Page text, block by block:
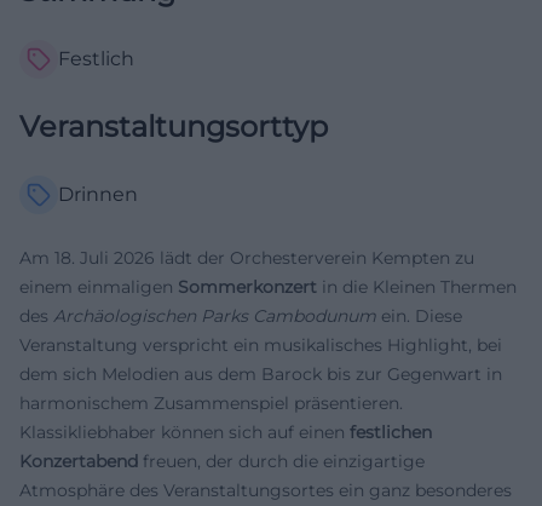
Festlich
Veranstaltungsorttyp
Drinnen
Am 18. Juli 2026 lädt der Orchesterverein Kempten zu
einem einmaligen Sommerkonzert in die Kleinen Thermen
des Archäologischen Parks Cambodunum ein. Diese
Veranstaltung verspricht ein musikalisches Highlight, bei
dem sich Melodien aus dem Barock bis zur Gegenwart in
harmonischem Zusammenspiel präsentieren.
Klassikliebhaber können sich auf einen festlichen
Konzertabend freuen, der durch die einzigartige
Atmosphäre des Veranstaltungsortes ein ganz besonderes